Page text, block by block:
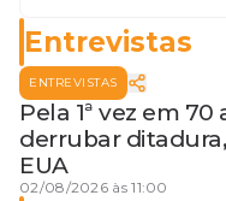
Entrevistas
ENTREVISTAS
Pela 1ª vez em
derrubar
EUA
02/08/2026 às 11:00